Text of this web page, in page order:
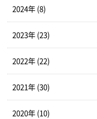
2024年 (8)
2023年 (23)
2022年 (22)
2021年 (30)
2020年 (10)